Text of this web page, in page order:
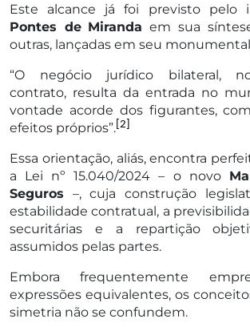
Este alcance já foi previsto pelo
Pontes de Miranda em sua
outras, lançadas em seu
“O negócio jurídico bilateral,
contrato, resulta da entrada no
vontade acorde dos figurantes,
efeitos próprios”. [2]
Essa orientação, aliás, encontra
a Lei nº 15.040/2024 – o novo
Seguros –, cuja construção
estabilidade contratual, a
securitárias e a repartição
assumidos pelas partes.
Embora frequentemente
expressões equivalentes, os
simetria não se confundem.